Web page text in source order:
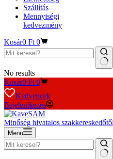
Szállítás
Mennyiségi
kedvezmény
Kosár0 Ft 0
No results
Kosár0 Ft 0
Kedvencek
Bejelentkezés
Minőség hivatalos szakkereskedőtől
Menu